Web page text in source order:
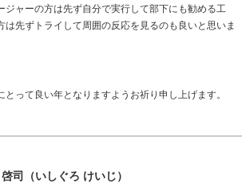
ジャーの方は先ず自分で実行して部下にも勧める工
は先ずトライして周囲の反応を見るのも良いと思いま
って良い年となりますようお祈り申し上げます。
司（いしぐろ けいじ）